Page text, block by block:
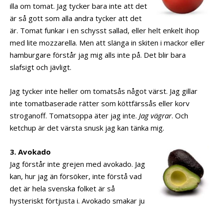
illa om tomat. Jag tycker bara inte att det
är så gott som alla andra tycker att det
är. Tomat funkar i en schysst sallad, eller helt enkelt ihop
med lite mozzarella. Men att slänga in skiten i mackor eller
hamburgare förstår jag mig alls inte på. Det blir bara
slafsigt och jävligt.
Jag tycker inte heller om tomatsås något värst. Jag gillar
inte tomatbaserade rätter som köttfärssås eller korv
stroganoff. Tomatsoppa äter jag inte. Jag vägrar. Och
ketchup är det värsta snusk jag kan tänka mig.
3. Avokado
Jag förstår inte grejen med avokado. Jag
kan, hur jag än försöker, inte förstå vad
det är hela svenska folket är så
hysteriskt förtjusta i. Avokado smakar ju